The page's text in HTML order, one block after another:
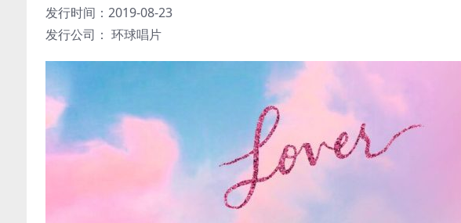
发行时间：2019-08-23
发行公司： 环球唱片